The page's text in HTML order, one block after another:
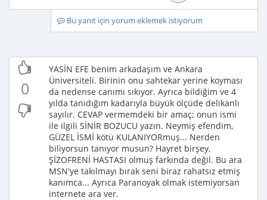
Bu yanıt için yorum eklemek istiyorum
0
YASİN EFE benim arkadaşım ve Ankara
Üniversiteli. Birinin onu sahtekar yerine koyması
da nedense canımı sıkıyor. Ayrıca bildiğim ve 4
yılda tanıdığım kadarıyla büyük ölçüde delikanlı
sayılır. CEVAP vermemdeki bir amaç; onun ismi
ile ilgili SİNİR BOZUCU yazın. Neymiş efendim,
GÜZEL İSMİ kötü KULANIYORmuş... Nerden
biliyorsun tanıyor musun? Hayret birşey,
ŞİZOFRENİ HASTASI olmuş farkında değil. Bu ara
MSN'ye takılmayı bırak seni biraz rahatsız etmiş
kanımca... Ayrıca Paranoyak olmak istemiyorsan
internete ara ver.